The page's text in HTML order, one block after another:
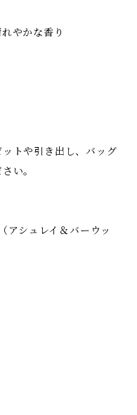
やかな香り
トや引き出し、バッグ
い。
シュレイ＆バーウッ